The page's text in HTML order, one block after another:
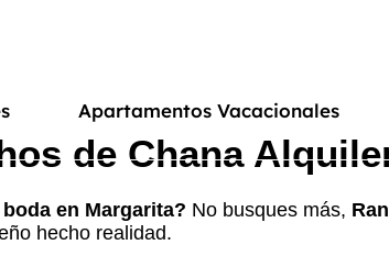
Apartamentos Vacacionales
de Chana
en Margarita? No busques más,
hecho realidad.